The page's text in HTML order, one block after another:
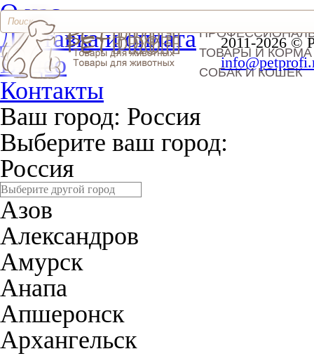
О нас
Доставка и оплата
Видео
Контакты
Ваш город: Россия
Выберите ваш город:
Россия
Азов
Александров
Амурск
Анапа
Апшеронск
Архангельск
ТОВАРЫ И
СОБАК И КОШЕК
2011-2026 ©